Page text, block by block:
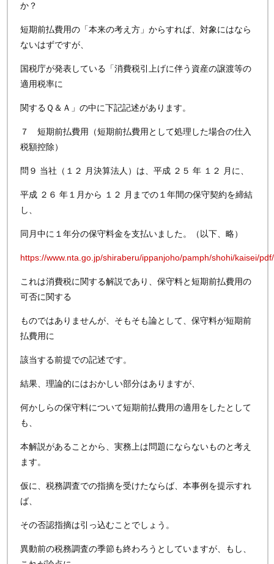
か？
短期前払費用の「本来の考え方」からすれば、対象にはなら
ないはずですが、
国税庁が発表している「消費税引上げに伴う資産の譲渡等の
適用税率に
関するＱ＆Ａ」の中に下記記述があります。
７ 短期前払費用（短期前払費用として処理した場合の仕入
税額控除）
問９ 当社（１２ 月決算法人）は、平成 ２５ 年 １２ 月に、
平成 ２６ 年１月から １２ 月までの１年間の保守契約を締結
し、
同月中に１年分の保守料金を支払いました。（以下、略）
https://www.nta.go.jp/shiraberu/ippanjoho/pamph/shohi/kaisei/
これは消費税に関する解説であり、保守料と短期前払費用の
可否に関する
ものではありませんが、そもそも論として、保守料が短期前
払費用に
該当する前提での記述です。
結果、理論的にはおかしい部分はありますが、
何かしらの保守料について短期前払費用の適用をしたとして
も、
本解説があることから、実務上は問題にならないものと考え
ます。
仮に、税務調査での指摘を受けたならば、本事例を提示すれ
ば、
その否認指摘は引っ込むことでしょう。
異動前の税務調査の季節も終わろうとしていますが、もし、